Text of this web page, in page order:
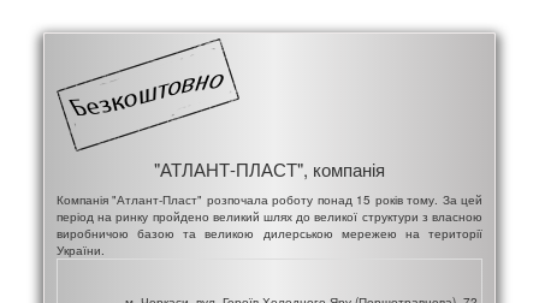
"АТЛАНТ-ПЛАСТ", компанія
Компанія "Атлант-Пласт" розпочала роботу понад 15 років тому. За цей
період на ринку пройдено великий шлях до великої структури з власною
виробничою базою та великою дилерською мережею на території
України.